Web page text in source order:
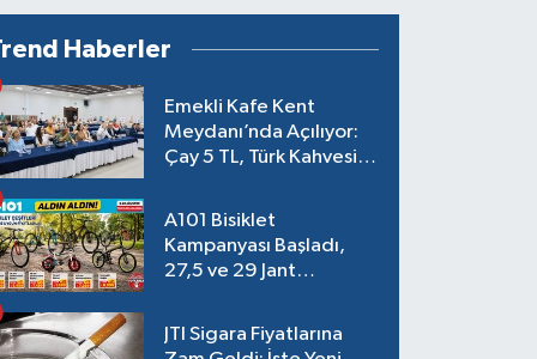
Haberler
Emekli Kafe Kent
Meydanı’nda Açılıyor:
Çay 5 TL, Türk Kahvesi
A101 Bisiklet
Kampanyası Başladı,
27,5 ve 29 Jant
JTI Sigara Fiyatlarına